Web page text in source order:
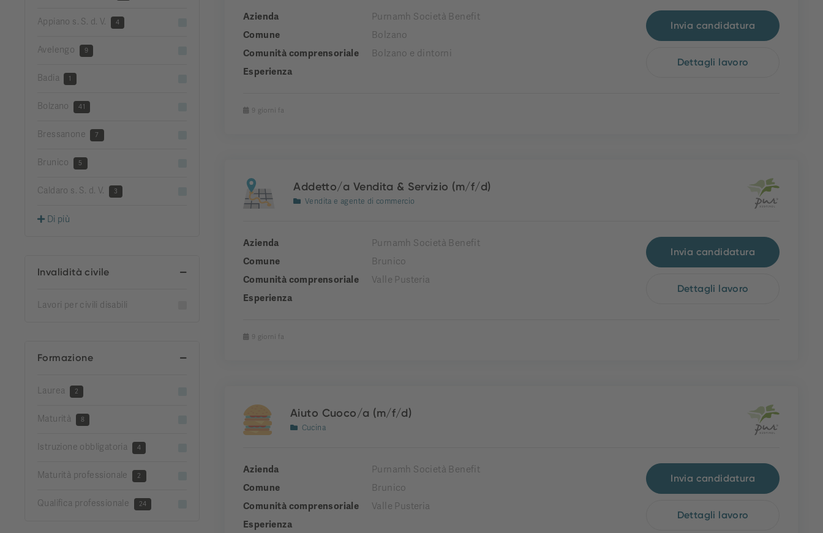
Appiano s. S. d. V. 4
Avelengo 9
Badia 1
Bolzano 41
Bressanone 7
Brunico 5
Caldaro s. S. d. V. 3
Di più
Invalidità civile
Lavori per civili disabili
Formazione
Laurea 2
Maturità 8
Istruzione obbligatoria 4
Maturità professionale 2
Qualifica professionale 24
Azienda
Purnamh Società Benefit
Comune
Bolzano
Comunità comprensoriale
Bolzano e dintorni
Esperienza
Invia candidatura
Dettagli lavoro
9 giorni fa
Addetto/a Vendita & Servizio (m/f/d)
Vendita e agente di commercio
Azienda
Purnamh Società Benefit
Comune
Brunico
Comunità comprensoriale
Valle Pusteria
Esperienza
Invia candidatura
Dettagli lavoro
9 giorni fa
Aiuto Cuoco/a (m/f/d)
Cucina
Azienda
Purnamh Società Benefit
Comune
Brunico
Comunità comprensoriale
Valle Pusteria
Esperienza
Invia candidatura
Dettagli lavoro